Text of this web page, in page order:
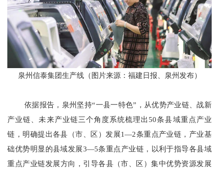
泉州信泰集团生产线（图片来源：福建日报、泉州发布）
依据报告，泉州坚持“一县一特色”，从优势产业链、战新
产业链、未来产业链三个角度系统梳理出50条县域重点产业
链，明确提出各县（市、区）发展1—2条重点产业链，产业基
础优势明显的县域发展3—5条重点产业链，以利于指导各县域
重点产业链发展方向，引导各县（市、区）集中优势资源发展